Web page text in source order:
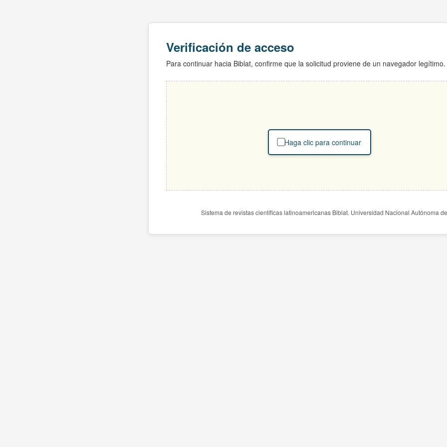
Verificación de acceso
Para continuar hacia Biblat, confirme que la solicitud proviene de un navegador legítimo.
Haga clic para continuar
Sistema de revistas científicas latinoamericanas Biblat. Universidad Nacional Autónoma